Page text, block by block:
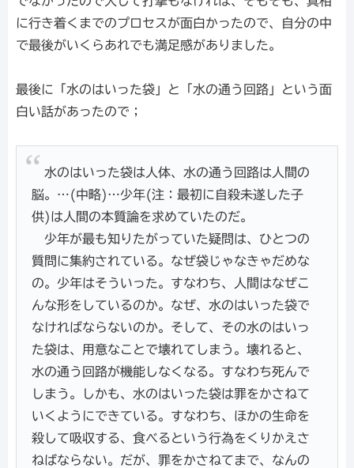
に行き着くまでのプロセスが面白かったので、自分の中
で最後がいくらあれでも満足感がありました。
最後に「水のはいった袋」と「水の通う回路」という面
白い話があったので；
水のはいった袋は人体、水の通う回路は人間の
脳。…(中略)…少年(注：最初に自殺未遂した子
供)は人間の本質論を求めていたのだ。
少年が最も知りたがっていた疑問は、ひとつの
質問に集約されている。なぜ袋じゃなきゃだめな
の。少年はそういった。すなわち、人間はなぜこ
んな形をしているのか。なぜ、水のはいった袋で
なければならないのか。そして、その水のはいっ
た袋は、用意なことで壊れてしまう。壊れると、
水の通う回路が機能しなくなる。すなわち死んで
しまう。しかも、水のはいった袋は罪をかさねて
いくようにできている。すなわち、ほかの生命を
殺して吸収する、食べるという行為をくりかえさ
ねばならない。だが、罪をかさねてまで、なんの